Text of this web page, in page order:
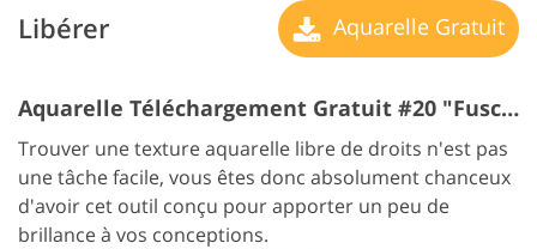
Libérer Aquarelle Gratuit
Aquarelle Téléchargement Gratuit #20 "Fuschia"
Trouver une texture aquarelle libre de droits n'est pas
une tâche facile, vous êtes donc absolument chanceux
d'avoir cet outil conçu pour apporter un peu de
brillance à vos conceptions.